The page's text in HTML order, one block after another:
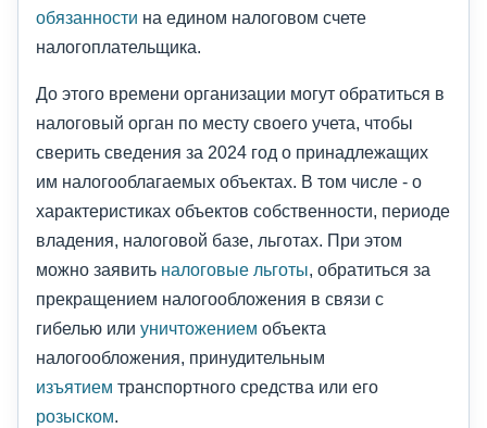
обязанности на едином налоговом счете
налогоплательщика.
До этого времени организации могут обратиться в
налоговый орган по месту своего учета, чтобы
сверить сведения за 2024 год о принадлежащих
им налогооблагаемых объектах. В том числе - о
характеристиках объектов собственности, периоде
владения, налоговой базе, льготах. При этом
можно заявить налоговые льготы, обратиться за
прекращением налогообложения в связи с
гибелью или уничтожением объекта
налогообложения, принудительным
изъятием транспортного средства или его
розыском.